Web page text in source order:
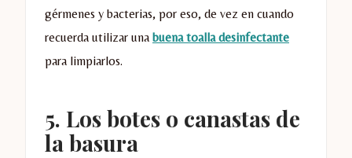
gérmenes y bacterias, por eso, de vez en cuando
recuerda utilizar una buena toalla desinfectante
para limpiarlos.
5. Los botes o canastas de
la basura